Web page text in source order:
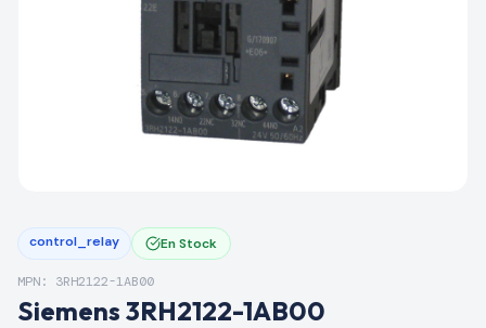
control_relay En Stock
MPN: 3RH2122-1AB00
Siemens 3RH2122-1AB00